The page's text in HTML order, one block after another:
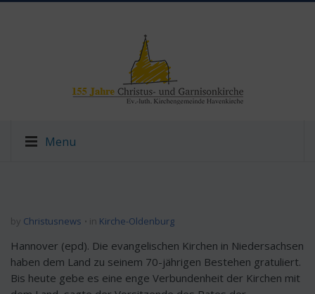
Menu
by Christusnews in Kirche-Oldenburg
Hannover (epd). Die evangelischen Kirchen in Niedersachsen
haben dem Land zu seinem 70-jährigen Bestehen gratuliert.
Bis heute gebe es eine enge Verbundenheit der Kirchen mit